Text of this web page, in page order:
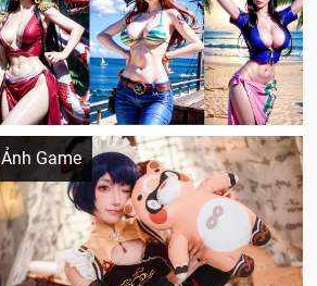
Ảnh Game
Cosplay Xiangling siêu cute